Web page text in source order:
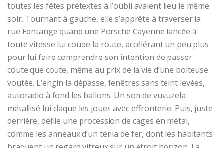
toutes les fêtes prétextes à l’oubli avaient lieu le même
soir. Tournant à gauche, elle s’apprête à traverser la
rue Fontange quand une Porsche Cayenne lancée à
toute vitesse lui coupe la route, accélérant un peu plus
pour lui faire comprendre son intention de passer
coute que coute, même au prix de la vie d’une boiteuse
voutée. L’engin la dépasse, fenêtres sans teint levées,
autoradio à fond les ballons. Un son de vuvuzela
métallisé lui claque les joues avec effronterie. Puis, juste
derrière, défile une procession de cages en métal,
comme les anneaux d’un ténia de fer, dont les habitants